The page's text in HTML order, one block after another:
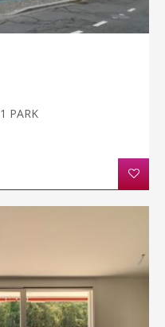
1 PARK